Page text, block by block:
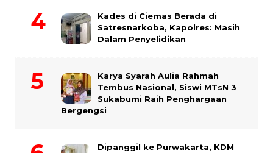
Kades di Ciemas Berada di
Satresnarkoba, Kapolres: Masih
Dalam Penyelidikan
Karya Syarah Aulia Rahmah
Tembus Nasional, Siswi MTsN 3
Sukabumi Raih Penghargaan
Bergengsi
Dipanggil ke Purwakarta, KDM